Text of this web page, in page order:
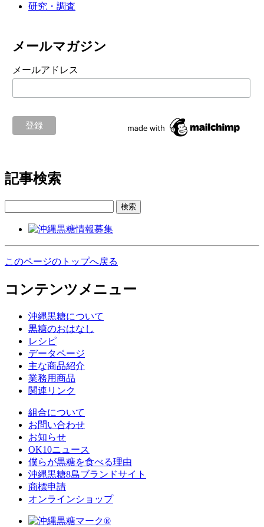
研究・調査
メールマガジン
メールアドレス
記事検索
検索
このページのトップへ戻る
コンテンツメニュー
沖縄黒糖について
黒糖のおはなし
レシピ
データページ
主な商品紹介
業務用商品
関連リンク
組合について
お問い合わせ
お知らせ
OK10ニュース
僕らが黒糖を食べる理由
沖縄黒糖8島ブランドサイト
商標申請
オンラインショップ